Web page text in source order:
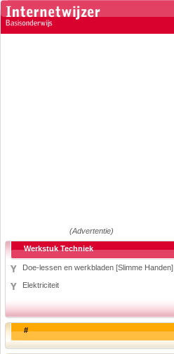
(Advertentie)
Werkstuk Techniek
Doe-lessen en werkbladen [Slimme Handen]
Elektriciteit
#